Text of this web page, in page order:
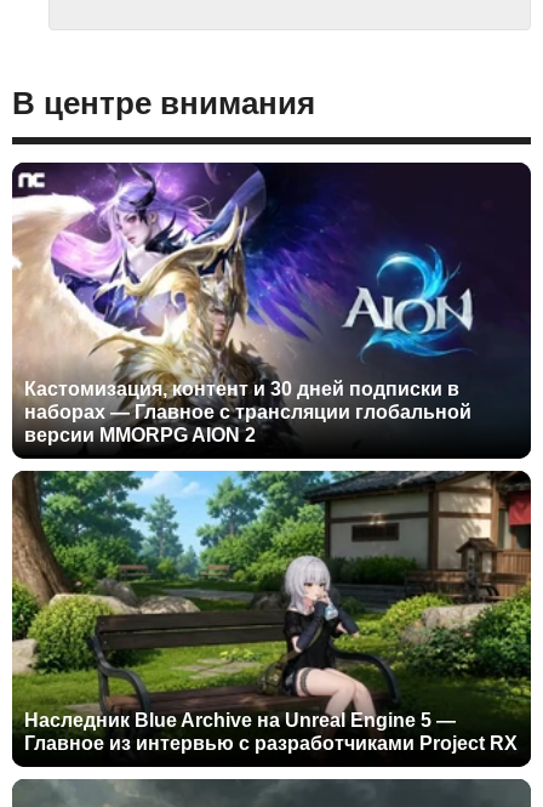
В центре внимания
Кастомизация, контент и 30 дней подписки в
наборах — Главное с трансляции глобальной
версии MMORPG AION 2
Наследник Blue Archive на Unreal Engine 5 —
Главное из интервью с разработчиками Project RX